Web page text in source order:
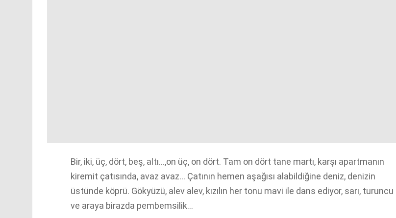
Bir, iki, üç, dört, beş, altı…,on üç, on dört. Tam on dört tane martı, karşı apartmanın
kiremit çatısında, avaz avaz… Çatının hemen aşağısı alabildiğine deniz, denizin
üstünde köprü. Gökyüzü, alev alev, kızılın her tonu mavi ile dans ediyor, sarı, turuncu
ve araya birazda pembemsilik…